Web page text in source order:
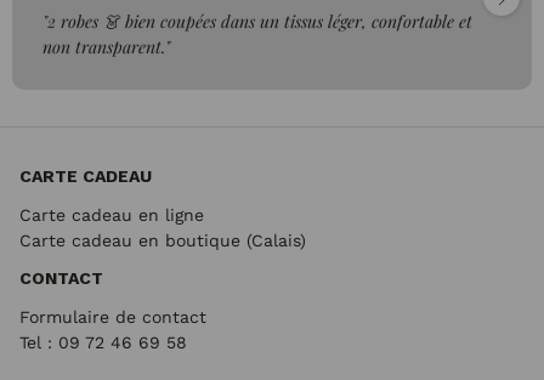
"2 robes 👗 bien coupées dans un tissus léger, confortable et
non transparent."
CARTE CADEAU
Carte cadeau en ligne
Carte cadeau en boutique (Calais)
CONTACT
Formulaire de contact
Tel : 09 72 46 69 58